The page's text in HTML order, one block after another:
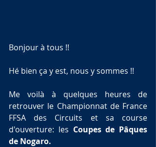
Bonjour à tous !!
Hé bien ça y est, nous y sommes !!
Me voilà à quelques heures de
retrouver le Championnat de France
FFSA des Circuits et sa course
d'ouverture: les Coupes de Pâques
de Nogaro.